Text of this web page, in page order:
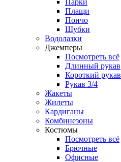
Плащи
Пончо
Шубки
Водолазки
Джемперы
Посмотреть всё
Длинный рукав
Короткий рукав
Рукав 3/4
Жакеты
Жилеты
Кардиганы
Комбинезоны
Костюмы
Посмотреть всё
Брючные
Офисные